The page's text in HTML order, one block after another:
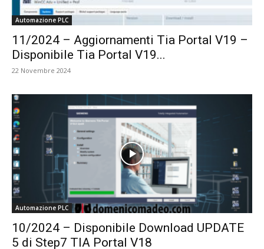
Automazione PLC
11/2024 – Aggiornamenti Tia Portal V19 –
Disponibile Tia Portal V19...
22 Novembre 2024
Automazione PLC
10/2024 – Disponibile Download UPDATE
5 di Step7 TIA Portal V18